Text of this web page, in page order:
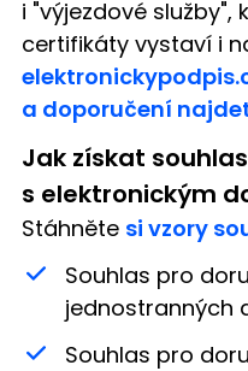
i "výjezdové služby",
certifikáty vystaví i
a doporučení
Jak získat
s elektronickým
Stáhněte si vzory
Souhlas pro
jednostranných
Souhlas pro